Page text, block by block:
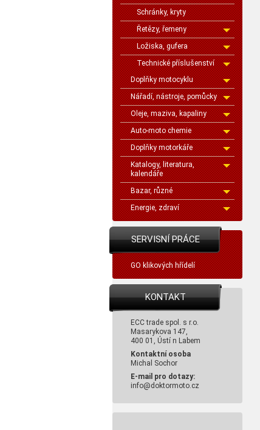
Schránky, kryty
Řetězy, řemeny
Ložiska, gufera
Technické příslušenství
Doplňky motocyklu
Nářadí, nástroje, pomůcky
Oleje, maziva, kapaliny
Auto-moto chemie
Doplňky motorkáře
Katalogy, literatura,
kalendáře
Bazar, různé
Energie, zdraví
SERVISNÍ PRÁCE
GO klikových hřídelí
KONTAKT
ECC trade spol. s r.o.
Masarykova 147,
400 01, Ústí n Labem
Kontaktní osoba
Michal Sochor
E-mail pro dotazy:
info@doktormoto.cz